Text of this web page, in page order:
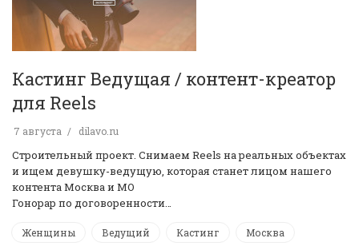
Кастинг Ведущая / контент-креатор
для Reels
7 августа dilavo.ru
Строительный проект. Снимаем Reels на реальных объектах
и ищем девушку-ведущую, которая станет лицом нашего
контента Москва и МО
Гонорар по договоренности…
Женщины Ведущий Кастинг Москва